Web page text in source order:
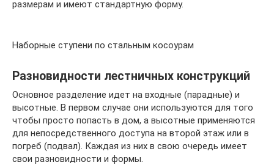
размерам и имеют стандартную форму.
Наборные ступени по стальным косоурам
Разновидности лестничных конструкций
Основное разделение идет на входные (парадные) и
высотные. В первом случае они используются для того
чтобы просто попасть в дом, а высотные применяются
для непосредственного доступа на второй этаж или в
погреб (подвал). Каждая из них в свою очередь имеет
свои разновидности и формы.